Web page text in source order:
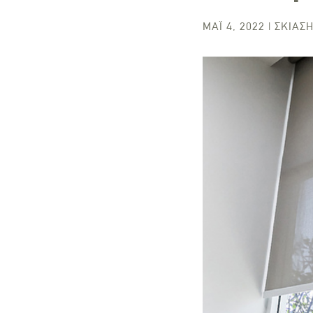
ΜΆΙ 4, 2022 | ΣΚΊΑΣΗ